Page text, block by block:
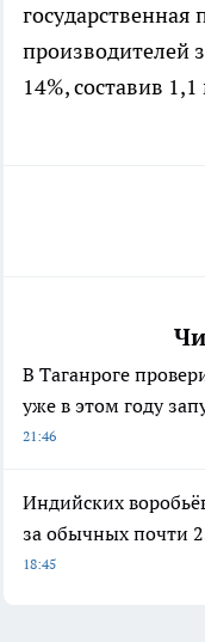
государственная
производителей
14%, составив
В Таганроге
уже в этом году
21:46
Индийских
за обычных почти
18:45